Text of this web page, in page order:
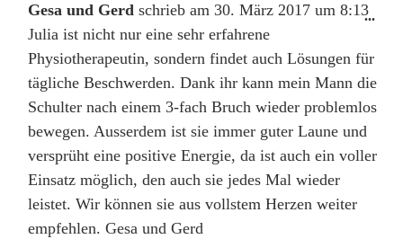
Gesa und Gerd schrieb am 30. März 2017 um 8:13
Julia ist nicht nur eine sehr erfahrene
Physiotherapeutin, sondern findet auch Lösungen für
tägliche Beschwerden. Dank ihr kann mein Mann die
Schulter nach einem 3-fach Bruch wieder problemlos
bewegen. Ausserdem ist sie immer guter Laune und
versprüht eine positive Energie, da ist auch ein voller
Einsatz möglich, den auch sie jedes Mal wieder
leistet. Wir können sie aus vollstem Herzen weiter
empfehlen. Gesa und Gerd
...